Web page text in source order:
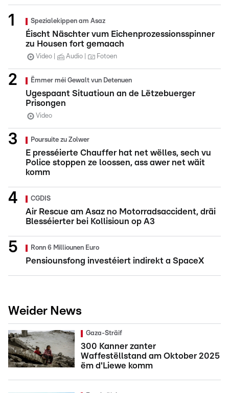
Spezialekippen am Asaz
Éischt Näschter vum Eichenprozessionsspinner
zu Housen fort gemaach
Video Audio Fotoen
Ëmmer méi Gewalt vun Detenuen
Ugespaant Situatioun an de Lëtzebuerger
Prisongen
Video
Poursuite zu Zolwer
E presséierte Chauffer hat net wëlles, sech vu
Police stoppen ze loossen, ass awer net wäit
komm
CGDIS
Air Rescue am Asaz no Motorradsaccident, dräi
Blesséierter bei Kollisioun op A3
Ronn 6 Milliounen Euro
Pensiounsfong investéiert indirekt a SpaceX
Weider News
Gaza-Sträif
300 Kanner zanter
Waffestëllstand am Oktober 2025
ëm d'Liewe komm